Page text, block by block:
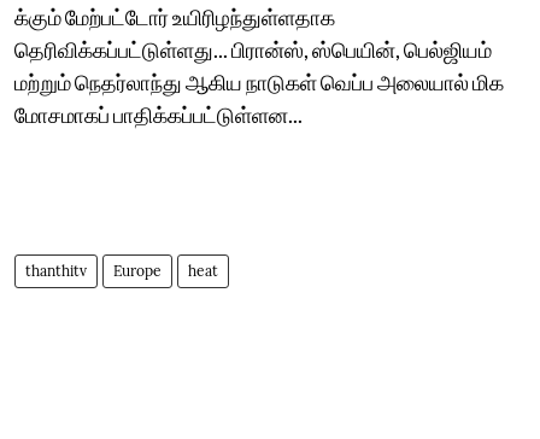
க்கும் மேற்பட்டோர் உயிரிழந்துள்ளதாக
தெரிவிக்கப்பட்டுள்ளது... பிரான்ஸ், ஸ்பெயின், பெல்ஜியம்
மற்றும் நெதர்லாந்து ஆகிய நாடுகள் வெப்ப அலையால் மிக
மோசமாகப் பாதிக்கப்பட்டுள்ளன...
thanthitv Europe heat